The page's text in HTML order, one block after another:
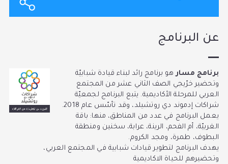
عن البرنامج
برنامج مسارهو برنامج رائد لبناء قيادة شبابيّة
وتحضير خرّيجي الصف الثاني عشر من المجتمع
العربي للمرحلة الأكاديمية. يتبع البرنامج لجمعيّة
شراكات إدموند دي روتشيلد، وقد تأسّس عام 2018.
يعمل البرنامج في عدد من المناطق، منها: باقة
الغربيّة، أم الفحم، الرينة، عرابة، سخنين ومنطقة
البطوف، طمرة، ومجد الكروم.
يهدف البرنامج لتطوير قيادات شبابية في المجتمع العربي،
وتحضيرهم للحياة الاكاديمية